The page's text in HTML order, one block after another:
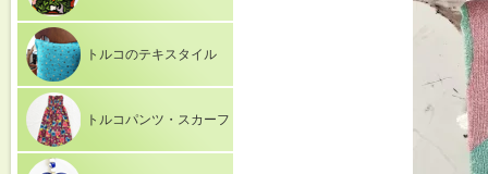
トルコのテキスタイル
トルコパンツ・スカーフ